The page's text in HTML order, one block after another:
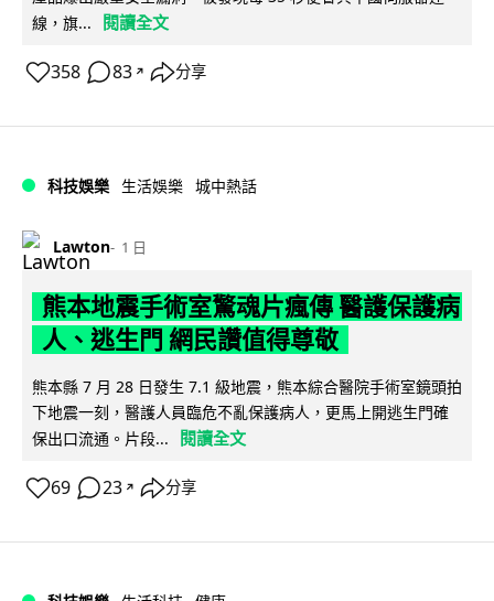
線，旗...
閱讀全文
358 83 ↗ 分享
科技娛樂 生活娛樂 城中熱話
Lawton 1 日
熊本地震手術室驚魂片瘋傳 醫護保護病
人、逃生門 網民讚值得尊敬
熊本縣 7 月 28 日發生 7.1 級地震，熊本綜合醫院手術室鏡頭拍
下地震一刻，醫護人員臨危不亂保護病人，更馬上開逃生門確
保出口流通。片段...
閱讀全文
69 23 ↗ 分享